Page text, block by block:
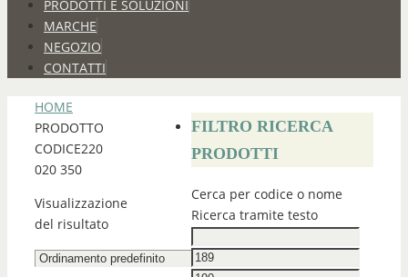
PRODOTTI E SOLUZIONI
MARCHE
NEGOZIO
CONTATTI
HOME
PRODOTTO
CODICE220
020 350
Visualizzazione
del risultato
FILTRO RICERCA
PRODOTTI
Cerca per codice o nome
Ricerca tramite testo